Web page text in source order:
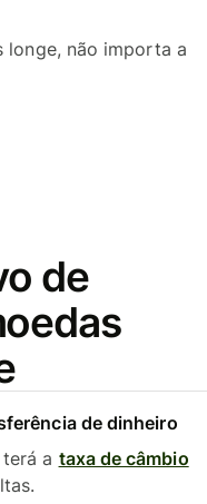
longe, não importa a
de
de dinheiro
a taxa de câmbio